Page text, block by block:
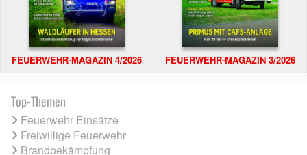
FEUERWEHR-MAGAZIN 4/2026 FEUERWEHR-MAGAZIN 3/2026
Top-Themen
Feuerwehr Einsätze
Freiwillige Feuerwehr
Brandbekämpfung